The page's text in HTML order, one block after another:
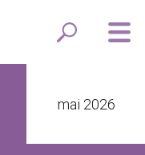
mai 2026